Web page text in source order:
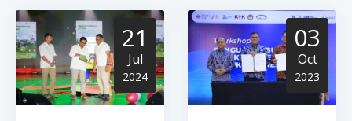
21
Jul
2024
03
Oct
2023